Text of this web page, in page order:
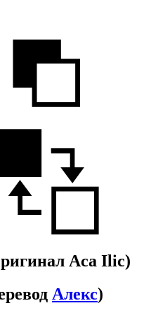
Aca Ilic)
Алекс)